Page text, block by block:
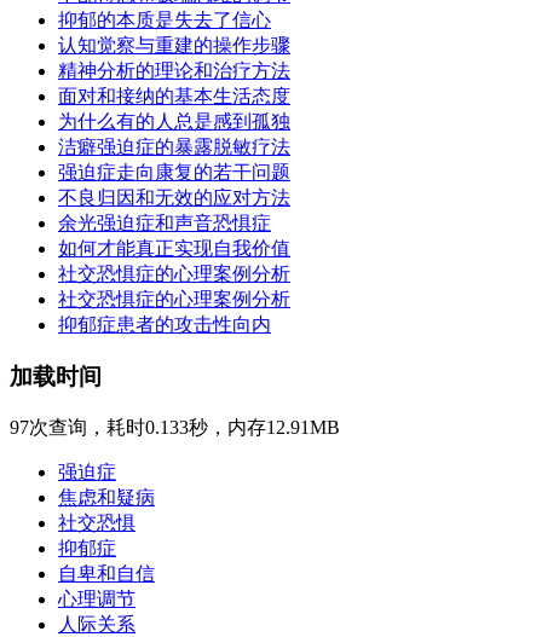
抑郁的本质是失去了信心
认知觉察与重建的操作步骤
精神分析的理论和治疗方法
面对和接纳的基本生活态度
为什么有的人总是感到孤独
洁癖强迫症的暴露脱敏疗法
强迫症走向康复的若干问题
不良归因和无效的应对方法
余光强迫症和声音恐惧症
如何才能真正实现自我价值
社交恐惧症的心理案例分析
社交恐惧症的心理案例分析
抑郁症患者的攻击性向内
加载时间
97次查询，耗时0.133秒，内存12.91MB
强迫症
焦虑和疑病
社交恐惧
抑郁症
自卑和自信
心理调节
人际关系